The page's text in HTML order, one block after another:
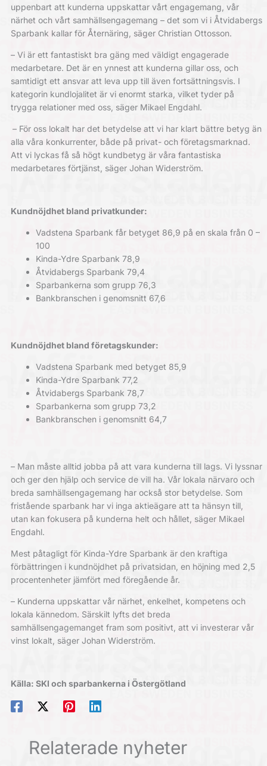
uppenbart att kunderna uppskattar vårt engagemang, vår
närhet och vårt samhällsengagemang – det som vi i Åtvidabergs
Sparbank kallar för Åternäring, säger Christian Ottosson.
– Vi är ett fantastiskt bra gäng med väldigt engagerade
medarbetare. Det är en ynnest att kunderna gillar oss, och
samtidigt ett ansvar att leva upp till även fortsättningsvis. I
kategorin kundlojalitet är vi enormt starka, vilket tyder på
trygga relationer med oss, säger Mikael Engdahl.
– För oss lokalt har det betydelse att vi har klart bättre betyg än
alla våra konkurrenter, både på privat- och företagsmarknad.
Att vi lyckas få så högt kundbetyg är våra fantastiska
medarbetares förtjänst, säger Johan Widerström.
Kundnöjdhet bland privatkunder:
Vadstena Sparbank får betyget 86,9 på en skala från 0 –
100
Kinda-Ydre Sparbank 78,9
Åtvidabergs Sparbank 79,4
Sparbankerna som grupp 76,3
Bankbranschen i genomsnitt 67,6
Kundnöjdhet bland företagskunder:
Vadstena Sparbank med betyget 85,9
Kinda-Ydre Sparbank 77,2
Åtvidabergs Sparbank 78,7
Sparbankerna som grupp 73,2
Bankbranschen i genomsnitt 64,7
– Man måste alltid jobba på att vara kunderna till lags. Vi lyssnar
och ger den hjälp och service de vill ha. Vår lokala närvaro och
breda samhällsengagemang har också stor betydelse. Som
fristående sparbank har vi inga aktieägare att ta hänsyn till,
utan kan fokusera på kunderna helt och hållet, säger Mikael
Engdahl.
Mest påtagligt för Kinda-Ydre Sparbank är den kraftiga
förbättringen i kundnöjdhet på privatsidan, en höjning med 2,5
procentenheter jämfört med föregående år.
– Kunderna uppskattar vår närhet, enkelhet, kompetens och
lokala kännedom. Särskilt lyfts det breda
samhällsengagemanget fram som positivt, att vi investerar vår
vinst lokalt, säger Johan Widerström.
Källa: SKI och sparbankerna i Östergötland
Relaterade nyheter